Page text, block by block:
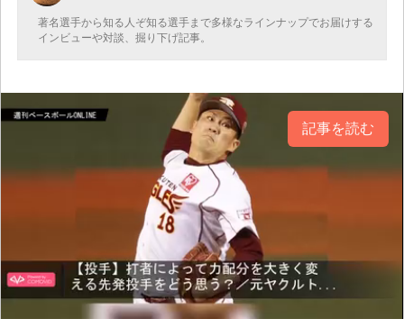
著名選手から知る人ぞ知る選手まで多様なラインナップでお届けする
インビューや対談、掘り下げ記事。
記事を読む